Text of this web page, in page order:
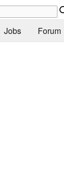
Jobs Forum